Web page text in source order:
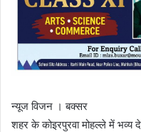
न्यूज विजन । बक्सर
शहर के कोइरपुरवा मोहल्ले में भव्य